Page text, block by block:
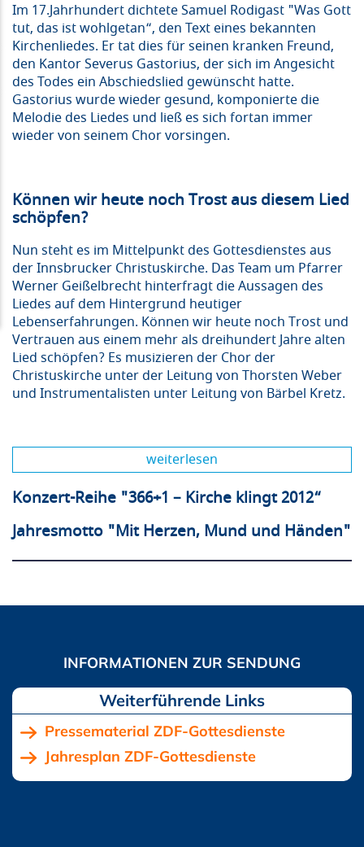
Im 17.Jahrhundert dichtete Samuel Rodigast "Was Gott
tut, das ist wohlgetan“, den Text eines bekannten
Kirchenliedes. Er tat dies für seinen kranken Freund,
den Kantor Severus Gastorius, der sich im Angesicht
des Todes ein Abschiedslied gewünscht hatte.
Gastorius wurde wieder gesund, komponierte die
Melodie des Liedes und ließ es sich fortan immer
wieder von seinem Chor vorsingen.
Können wir heute noch Trost aus diesem Lied
schöpfen?
Nun steht es im Mittelpunkt des Gottesdienstes aus
der Innsbrucker Christuskirche. Das Team um Pfarrer
Werner Geißelbrecht hinterfragt die Aussagen des
Liedes auf dem Hintergrund heutiger
Lebenserfahrungen. Können wir heute noch Trost und
Vertrauen aus einem mehr als dreihundert Jahre alten
Lied schöpfen? Es musizieren der Chor der
Christuskirche unter der Leitung von Thorsten Weber
und Instrumentalisten unter Leitung von Bärbel Kretz.
weiterlesen
Konzert-Reihe "366+1 – Kirche klingt 2012“
Jahresmotto "Mit Herzen, Mund und Händen"
Pressematerial ZDF-Gottesdienste
Jahresplan ZDF-Gottesdienste